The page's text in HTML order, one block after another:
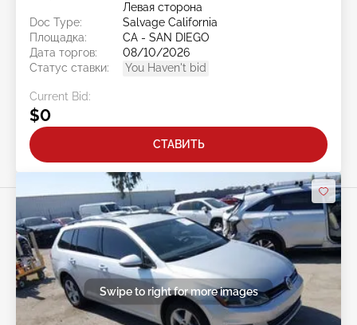
Левая сторона
Doc Type:
Salvage California
Площадка:
CA - SAN DIEGO
Дата торгов:
08/10/2026
Статус ставки:
You Haven't bid
Current Bid:
$0
СТАВИТЬ
Swipe to right for more images